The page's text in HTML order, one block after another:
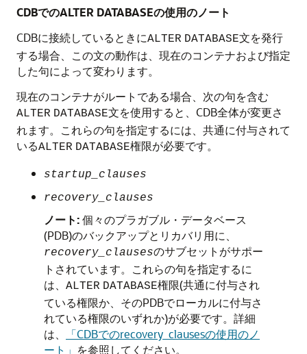
CDBでのALTER DATABASEの使用のノート
CDBに接続しているときにALTER DATABASE文を発行
する場合、この文の動作は、現在のコンテナおよび指定
した句によって変わります。
現在のコンテナがルートである場合、次の句を含む
ALTER DATABASE文を使用すると、CDB全体が変更さ
れます。これらの句を指定するには、共通に付与されて
いるALTER DATABASE権限が必要です。
startup_clauses
recovery_clauses
ノート:個々のプラガブル・データベース
(PDB)のバックアップとリカバリ用に、
recovery_clausesのサブセットがサポー
トされています。これらの句を指定するに
は、 ALTER DATABASE権限(共通に付与され
ている権限か、そのPDBでローカルに付与さ
れている権限のいずれか)が必要です。詳細
は、
「CDBでのrecovery_clausesの使用のノ
ート」 を参照してください。